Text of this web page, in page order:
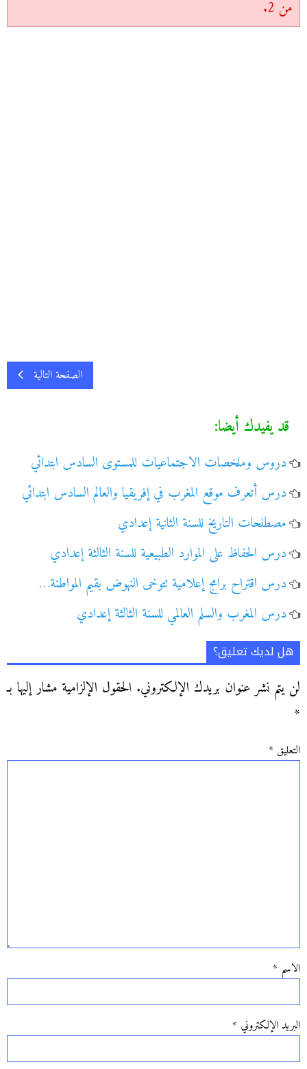
من 2.
الصفحة التالية
قد يفيدك أيضا:
دروس وملخصات الاجتماعيات للمستوى السادس ابتدائي
درس أتعرف موقع المغرب في إفريقيا والعالم السادس ابتدائي
مصطلحات التاريخ للسنة الثانية إعدادي
درس الحفاظ على الموارد الطبيعية للسنة الثالثة إعدادي
درس اقتراح برامج إعلامية تتوخى النهوض بقيم المواطنة…
درس المغرب والسلم العالمي للسنة الثالثة إعدادي
هل لديك تعليق؟
لن يتم نشر عنوان بريدك الإلكتروني. الحقول الإلزامية مشار إليها بـ
*
التعليق *
الاسم *
البريد الإلكتروني *